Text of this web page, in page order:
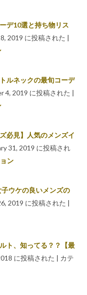
デ10選と持ち物リス
2019 に投稿された |
ルネックの最旬コーデ
4, 2019 に投稿された |
必見】人気のメンズイ
31, 2019 に投稿され
ン
子ウケの良いメンズの
2019 に投稿された |
ト、知ってる？？【最
に投稿された | カテ